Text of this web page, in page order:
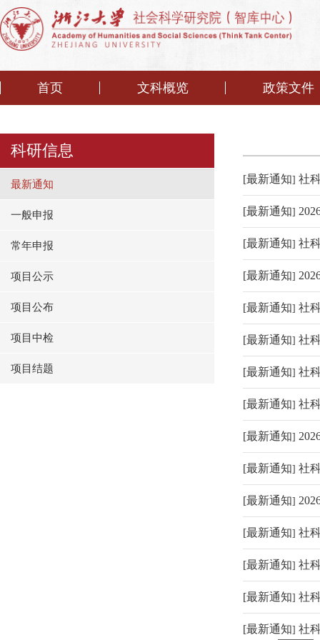
首页 文科概览 政策文件
科研信息
最新通知
一般申报
常年申报
项目公示
项目公布
项目中检
项目结题
[最新通知] 社
[最新通知]
[最新通知] 社
[最新通知]
[最新通知] 社
[最新通知] 社
[最新通知] 社
[最新通知] 社
[最新通知]
[最新通知] 社
[最新通知]
[最新通知] 社
[最新通知] 社
[最新通知] 社
[最新通知] 社